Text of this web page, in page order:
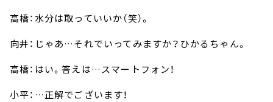
高橋：水分は取っていいか（笑）。
向井：じゃあ…それでいってみますか？ひかるちゃん。
高橋：はい。答えは…スマートフォン！
小平：…正解でございます！